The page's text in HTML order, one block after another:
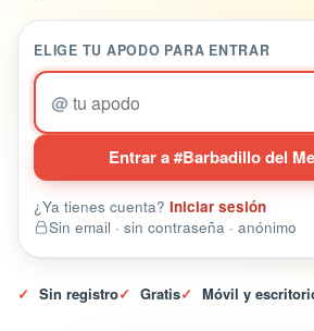
ELIGE TU APODO PARA ENTRAR
@
Entrar a #Barbadillo del
¿Ya tienes cuenta? Iniciar sesión
Sin email · sin contraseña · anónimo
✓ Sin registro✓ Gratis✓ Móvil y